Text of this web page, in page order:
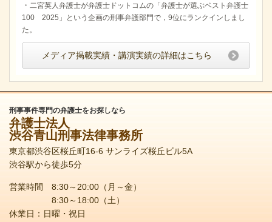
・ 二宮英人弁護士が弁護士ドットコムの「弁護士が選ぶベスト弁護士
100 2025」という企画の刑事弁護部門で，9位にランクインしまし
た。
メディア掲載実績・講演実績の詳細はこちら
刑事事件専門の弁護士をお探しなら
弁護士法人
渋谷青山刑事法律事務所
東京都渋谷区桜丘町16-6 サンライズ桜丘ビル5A
渋谷駅から徒歩5分
営業時間 8:30～20:00（月～金）
8:30～18:00（土）
休業日：日曜・祝日